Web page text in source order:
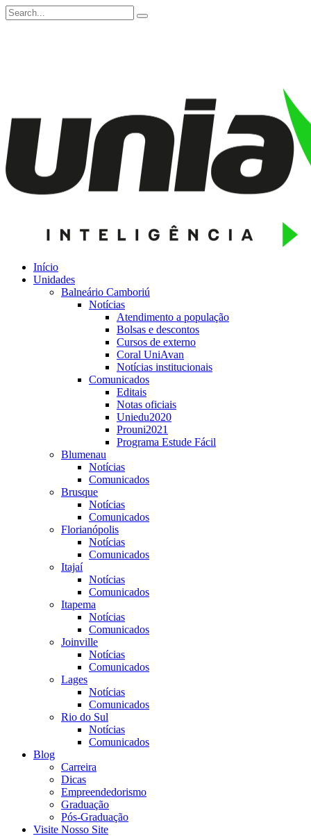
Início
Unidades
Balneário Camboriú
Notícias
Atendimento a população
Bolsas e descontos
Cursos de externo
Coral UniAvan
Notícias institucionais
Comunicados
Editais
Notas oficiais
Uniedu2020
Prouni2021
Programa Estude Fácil
Blumenau
Notícias
Comunicados
Brusque
Notícias
Comunicados
Florianópolis
Notícias
Comunicados
Itajaí
Notícias
Comunicados
Itapema
Notícias
Comunicados
Joinville
Notícias
Comunicados
Lages
Notícias
Comunicados
Rio do Sul
Notícias
Comunicados
Blog
Carreira
Dicas
Empreendedorismo
Graduação
Pós-Graduação
Visite Nosso Site